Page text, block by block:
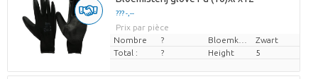
??? -,--
Prix par pièce
Nombre
?
Zwart
Total :
? Height 5